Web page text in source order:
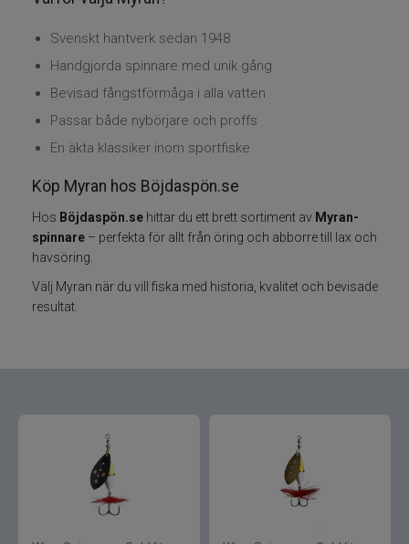
Trolling
Specimenfiske
Grundéns
Mikado
13 Fishing
Armada
Svenskt hantverk sedan 1948
Handgjorda spinnare med unik gång
Bevisad fångstförmåga i alla vatten
Passar både nybörjare och proffs
En äkta klassiker inom sportfiske
Köp Myran hos Böjdaspön.se
Hos Böjdaspön.se hittar du ett brett sortiment av Myran-
spinnare – perfekta för allt från öring och abborre till lax och
havsöring.
Välj Myran när du vill fiska med historia, kvalitet och bevisade
resultat.